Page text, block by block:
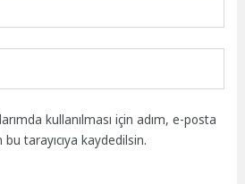
kullanılması için adım, e-posta
tarayıcıya kaydedilsin.